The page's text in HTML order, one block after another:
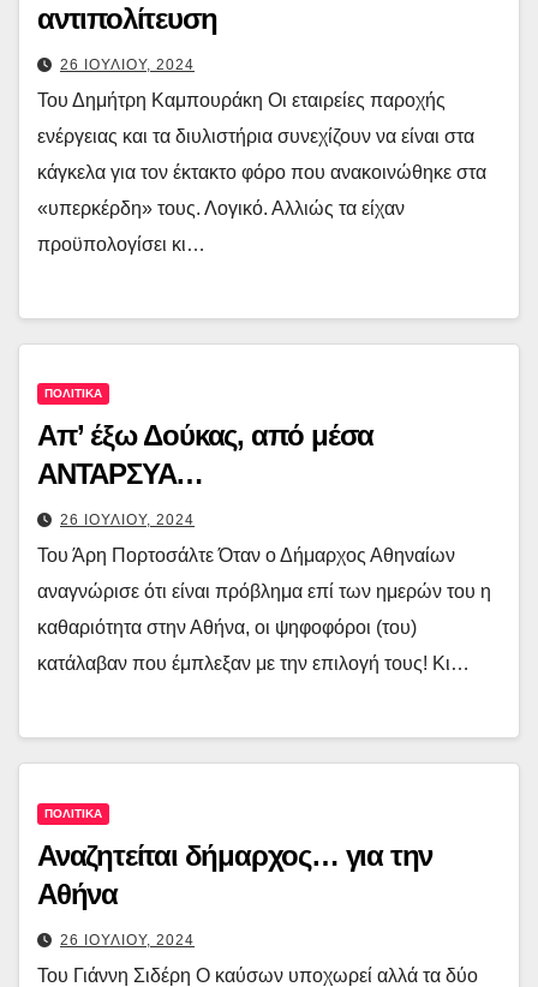
αντιπολίτευση
26 ΙΟΥΛΙΟΥ, 2024
Του Δημήτρη Καμπουράκη Οι εταιρείες παροχής
ενέργειας και τα διυλιστήρια συνεχίζουν να είναι στα
κάγκελα για τον έκτακτο φόρο που ανακοινώθηκε στα
«υπερκέρδη» τους. Λογικό. Αλλιώς τα είχαν
προϋπολογίσει κι…
ΠΟΛΙΤΙΚΑ
Απ’ έξω Δούκας, από μέσα
ΑΝΤΑΡΣΥΑ…
26 ΙΟΥΛΙΟΥ, 2024
Του Άρη Πορτοσάλτε Όταν ο Δήμαρχος Αθηναίων
αναγνώρισε ότι είναι πρόβλημα επί των ημερών του η
καθαριότητα στην Αθήνα, οι ψηφοφόροι (του)
κατάλαβαν που έμπλεξαν με την επιλογή τους! Κι…
ΠΟΛΙΤΙΚΑ
Αναζητείται δήμαρχος… για την
Αθήνα
26 ΙΟΥΛΙΟΥ, 2024
Του Γιάννη Σιδέρη Ο καύσων υποχωρεί αλλά τα δύο